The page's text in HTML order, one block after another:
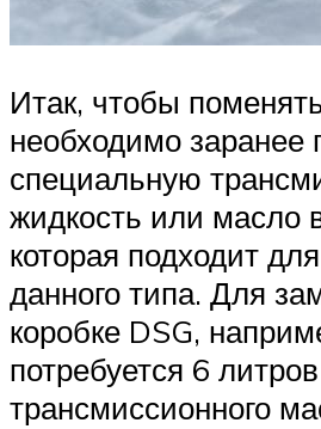
Итак, чтобы
необходимо заранее
специальную
жидкость или масло
которая подходит для
данного типа. Для
коробке DSG,
потребуется 6 литров
трансмиссионного